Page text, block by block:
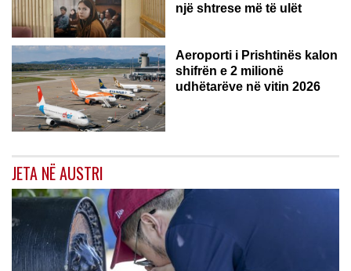
një shtrese më të ulët
Aeroporti i Prishtinës kalon
shifrën e 2 milionë
udhëtarëve në vitin 2026
JETA NË AUSTRI